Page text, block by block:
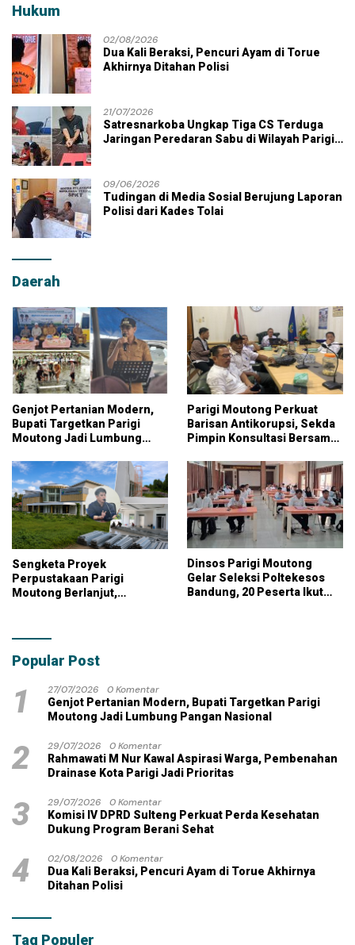
Hukum
02/08/2026
Dua Kali Beraksi, Pencuri Ayam di Torue
Akhirnya Ditahan Polisi
21/07/2026
Satresnarkoba Ungkap Tiga CS Terduga
Jaringan Peredaran Sabu di Wilayah Parigi
09/06/2026
Tudingan di Media Sosial Berujung Laporan
Polisi dari Kades Tolai
Daerah
Genjot Pertanian Modern,
Bupati Targetkan Parigi
Moutong Jadi Lumbung
Parigi Moutong Perkuat
Barisan Antikorupsi, Sekda
Pimpin Konsultasi Bersama
Sengketa Proyek
Perpustakaan Parigi
Moutong Berlanjut,
dengan Dana Pribadi
Dinsos Parigi Moutong
Gelar Seleksi Poltekesos
Bandung, 20 Peserta Ikut
Popular Post
1 27/07/2026
0 Komentar
Genjot Pertanian Modern, Bupati Targetkan Parigi
Moutong Jadi Lumbung Pangan Nasional
2 29/07/2026
0 Komentar
Rahmawati M Nur Kawal Aspirasi Warga, Pembenahan
Drainase Kota Parigi Jadi Prioritas
3 29/07/2026
0 Komentar
Komisi IV DPRD Sulteng Perkuat Perda Kesehatan
Dukung Program Berani Sehat
4 02/08/2026
0 Komentar
Dua Kali Beraksi, Pencuri Ayam di Torue Akhirnya
Ditahan Polisi
Tag Populer